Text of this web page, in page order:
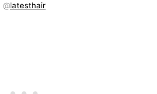
@latesthair